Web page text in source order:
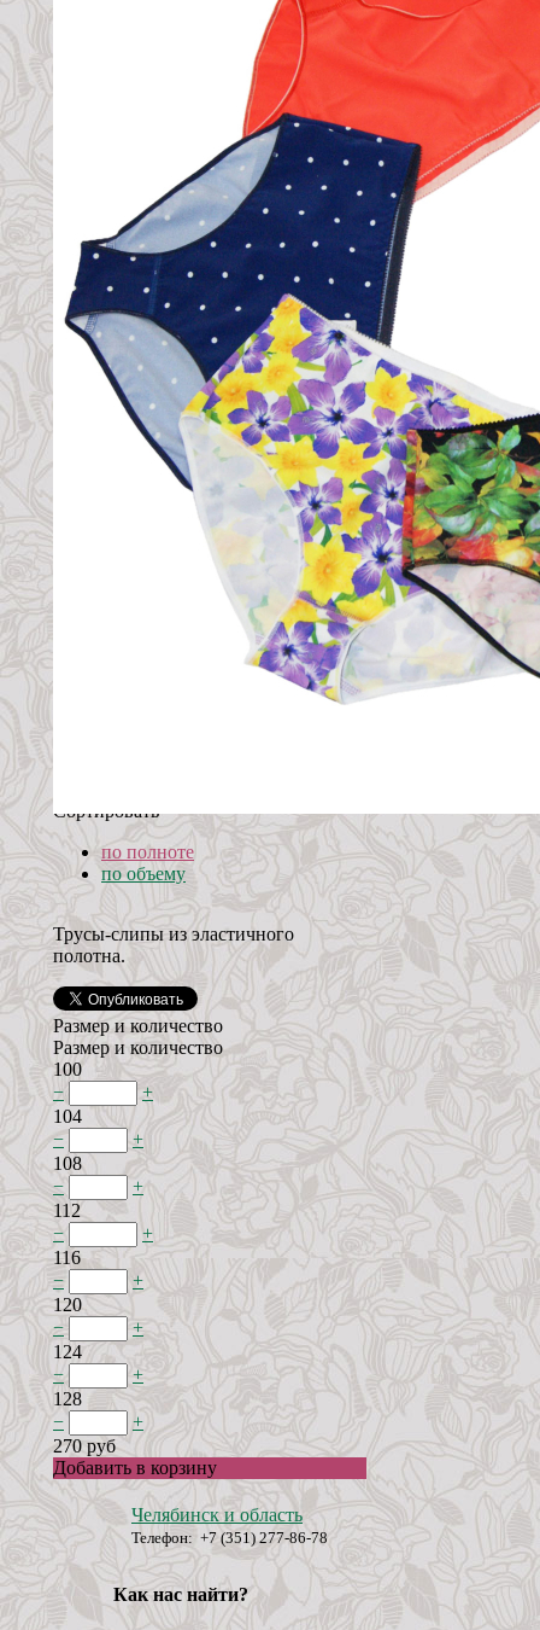
Сортировать
по полноте
по объему
Трусы-слипы из эластичного
полотна.
Размер и количество
Размер и количество
100
−
+
104
−
+
108
−
+
112
−
+
116
−
+
120
−
+
124
−
+
128
−
+
270 руб
Добавить в корзину
Челябинск и область
Телефон: +7 (351) 277-86-78
Как нас найти?